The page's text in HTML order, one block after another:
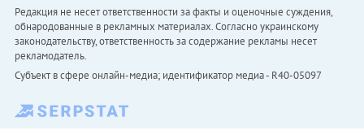
Редакция не несет ответственности за факты и оценочные суждения,
обнародованные в рекламных материалах. Согласно украинскому
законодательству, ответственность за содержание рекламы несет
рекламодатель.
Субъект в сфере онлайн-медиа; идентификатор медиа - R40-05097